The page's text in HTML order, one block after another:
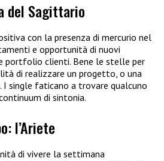
del Sagittario
con la presenza di mercurio nel
e opportunità di nuovi
portfolio clienti. Bene le stelle per
di realizzare un progetto, o una
single faticano a trovare qualcuno
di sintonia.
l’Ariete
di vivere la settimana